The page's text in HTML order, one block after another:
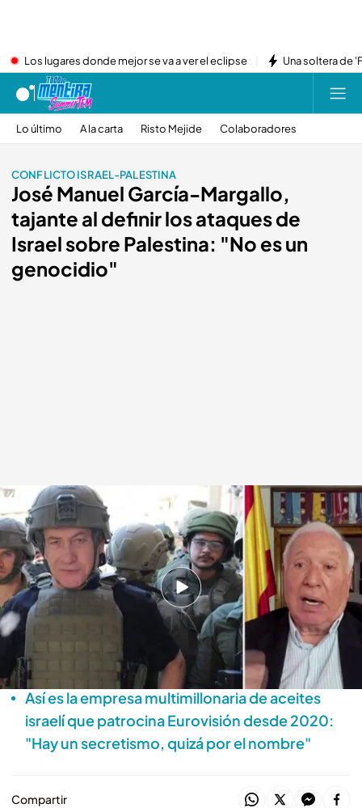
Los lugares donde mejor se va a ver el eclipse Una soltera de
Lo último A la carta Risto Mejide Colaboradores
CONFLICTO ISRAEL-PALESTINA
José Manuel García-Margallo,
tajante al definir los ataques de
Israel sobre Palestina: "No es un
genocidio"
El ex eurodiputado del Partido Popular explica por qué la actuación de
Israel sobre Palestina no es un genocidio.cuatro.com
Alba de la Orden
Madrid, 20 MAY 2025 - 17:07h.
José María Margallo se respalda en el Convenio
de Ginebra para desvincular el concepto de
genocidio del conflicto entre Israel y Palestina
Así es la empresa multimillonaria de aceites
israelí que patrocina Eurovisión desde 2020:
"Hay un secretismo, quizá por el nombre"
Compartir